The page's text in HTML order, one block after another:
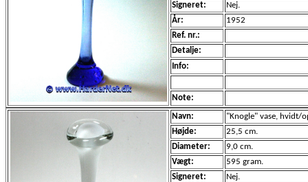
Signeret:
Nej.
År:
1952
Ref. nr.:
Detalje:
Info:
Note:
Navn:
"Knogle" vase, hvidt/
Højde:
25,5 cm.
Diameter:
9,0 cm.
Vægt:
595 gram.
Signeret:
Nej.